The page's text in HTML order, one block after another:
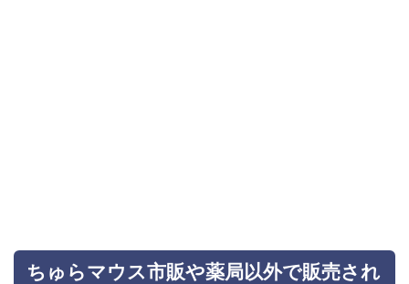
ちゅらマウス市販や薬局以外で販売され